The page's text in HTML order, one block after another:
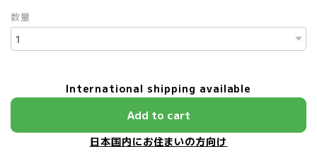
数量
International shipping available
Add to cart
日本国内にお住まいの方向け